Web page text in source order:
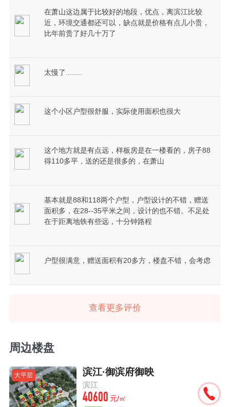
在萧山这边属于比较好的地段，优点，离滨江比较
近，环境交通都还可以，缺点就是价格有点儿小贵，
比年前贵了好几十万了
太慢了........
这个小区户型很舒服，实际使用面积也很大
这个地方就是有点远，样板房是在一楼看的，房子88
得110多平，送的还是很多的，在萧山
基本就是88和118两个户型，户型设计的不错，赠送
面积多，在28--35平米之间，设计的也不错。不足处
在于距离地铁有些远，十分钟路程
户型很满意，赠送面积有20多方，楼盘不错，会考虑
查看更多评价
周边楼盘
大平层 滨江·御滨府御映
滨江
40600 元/㎡